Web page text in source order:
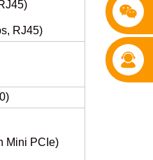
RJ45)
Mini PCIe)